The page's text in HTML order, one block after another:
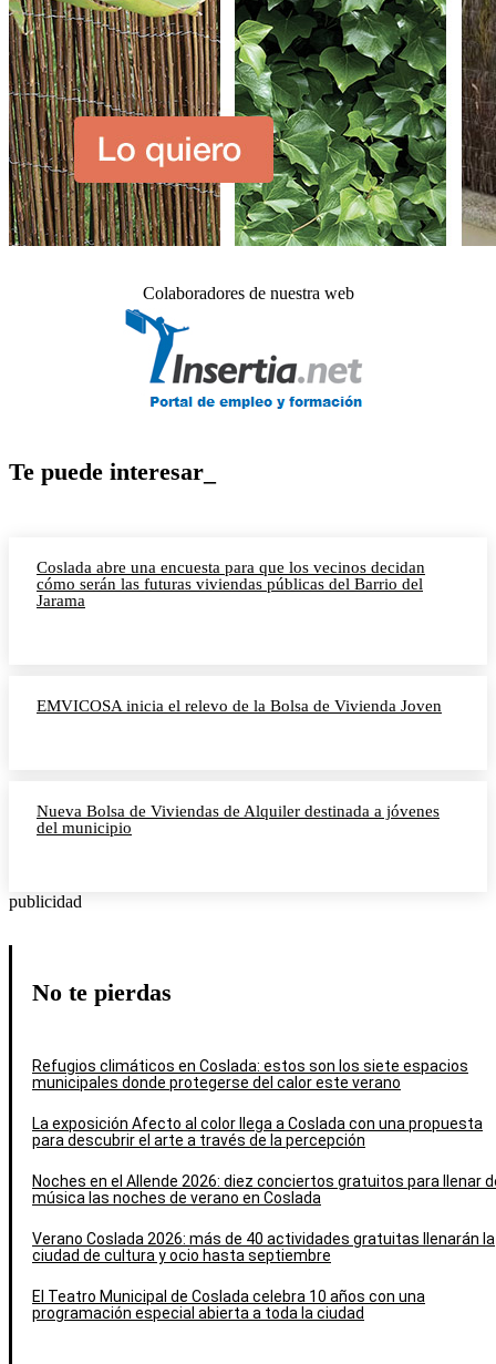
Colaboradores de nuestra web
Te puede interesar_
Coslada abre una encuesta para que los vecinos decidan
cómo serán las futuras viviendas públicas del Barrio del
Jarama
EMVICOSA inicia el relevo de la Bolsa de Vivienda Joven
Nueva Bolsa de Viviendas de Alquiler destinada a jóvenes
del municipio
publicidad
No te pierdas
Refugios climáticos en Coslada: estos son los siete espacios
municipales donde protegerse del calor este verano
La exposición Afecto al color llega a Coslada con una propuesta
para descubrir el arte a través de la percepción
Noches en el Allende 2026: diez conciertos gratuitos para llenar
música las noches de verano en Coslada
Verano Coslada 2026: más de 40 actividades gratuitas llenarán la
ciudad de cultura y ocio hasta septiembre
El Teatro Municipal de Coslada celebra 10 años con una
programación especial abierta a toda la ciudad